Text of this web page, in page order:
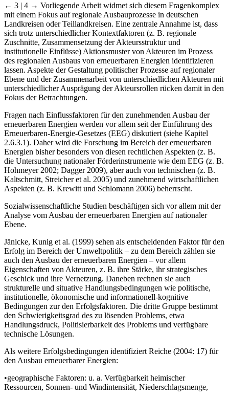
← 3 | 4 → Vorliegende Arbeit widmet sich diesem Fragenkomplex
mit einem Fokus auf regionale Ausbauprozesse in deutschen
Landkreisen oder Teillandkreisen. Eine zentrale Annahme ist, dass
sich trotz unterschiedlicher Kontextfaktoren (z. B. regionale
Zuschnitte, Zusammensetzung der Akteursstruktur und
institutionelle Einflüsse) Aktionsmuster von Akteuren im Prozess
des regionalen Ausbaus von erneuerbaren Energien identifizieren
lassen. Aspekte der Gestaltung politischer Prozesse auf regionaler
Ebene und der Zusammenarbeit von unterschiedlichen Akteuren mit
unterschiedlicher Ausprägung der Akteursrollen rücken damit in den
Fokus der Betrachtungen.
Fragen nach Einflussfaktoren für den zunehmenden Ausbau der
erneuerbaren Energien werden vor allem seit der Einführung des
Erneuerbaren-Energie-Gesetzes (EEG) diskutiert (siehe Kapitel
2.6.3.1). Daher wird die Forschung im Bereich der erneuerbaren
Energien bisher besonders von diesen rechtlichen Aspekten (z. B.
die Untersuchung nationaler Förderinstrumente wie dem EEG (z. B.
Hohmeyer 2002; Dagger 2009), aber auch von technischen (z. B.
Kaltschmitt, Streicher et al. 2005) und zunehmend wirtschaftlichen
Aspekten (z. B. Krewitt und Schlomann 2006) beherrscht.
Sozialwissenschaftliche Studien beschäftigen sich vor allem mit der
Analyse vom Ausbau der erneuerbaren Energien auf nationaler
Ebene.
Jänicke, Kunig et al. (1999) sehen als entscheidenden Faktor für den
Erfolg im Bereich der Umweltpolitik – zu dem Bereich zählen sie
auch den Ausbau der erneuerbaren Energien – vor allem
Eigenschaften von Akteuren, z. B. ihre Stärke, ihr strategisches
Geschick und ihre Vernetzung. Daneben rechnen sie auch
strukturelle und situative Handlungsbedingungen wie politische,
institutionelle, ökonomische und informationell-kognitive
Bedingungen zur den Erfolgsfaktoren. Die dritte Gruppe bestimmt
den Schwierigkeitsgrad des zu lösenden Problems, etwa
Handlungsdruck, Politisierbarkeit des Problems und verfügbare
technische Lösungen.
Als weitere Erfolgsbedingungen identifiziert Reiche (2004: 17) für
den Ausbau erneuerbarer Energien:
•geographische Faktoren: u. a. Verfügbarkeit heimischer
Ressourcen, Sonnen- und Windintensität, Niederschlagsmenge,